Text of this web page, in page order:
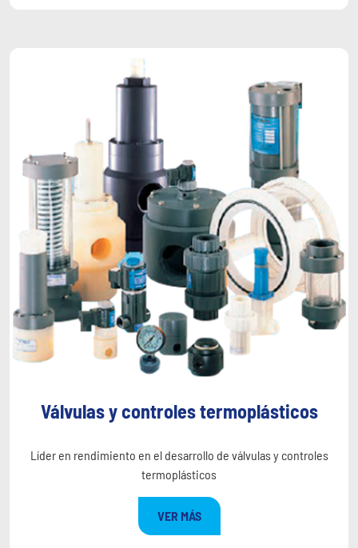
Válvulas y controles termoplásticos
Líder en rendimiento en el desarrollo de válvulas y controles
termoplásticos
VER MÁS